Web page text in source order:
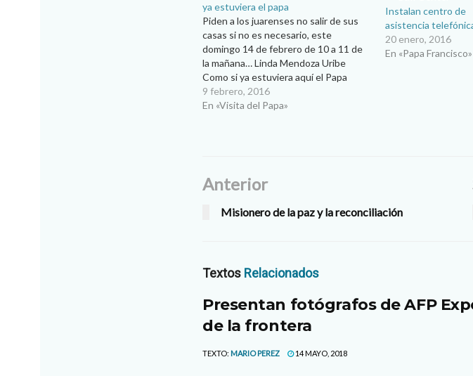
ya estuviera el papa
Piden a los juarenses no salir de sus
casas si no es necesario, este
domingo 14 de febrero de 10 a 11 de
la mañana… Linda Mendoza Uribe
Como si ya estuviera aquí el Papa
Francisco se trabajará este domingo
14 de febrero durante el simulacro
9 febrero, 2016
En «Visita del Papa»
Instalan centro de
asistencia
20 enero, 2016
En «Papa Francisco»
Anterior
Misionero de la paz y la reconciliación
Textos Relacionados
Presentan fotógrafos de AFP
de la frontera
TEXTO: MARIO PEREZ 14 MAYO, 2018